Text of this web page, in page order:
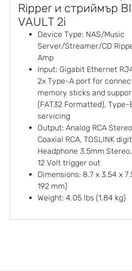
Ripper и стриймър
VAULT 2i
Device Type: NAS/Music
Server/Streamer/CD
Amp
Input: Gigabit Ethernet
2x Type-A port for
memory sticks and
(FAT32 Formatted),
servicing
Output: Analog RCA
Coaxial RCA, TOSLINK
Headphone 3.5mm
12 Volt trigger out
Dimensions: 8.7 x 3.54 x
192 mm)
Weight: 4.05 lbs (1.84 kg)